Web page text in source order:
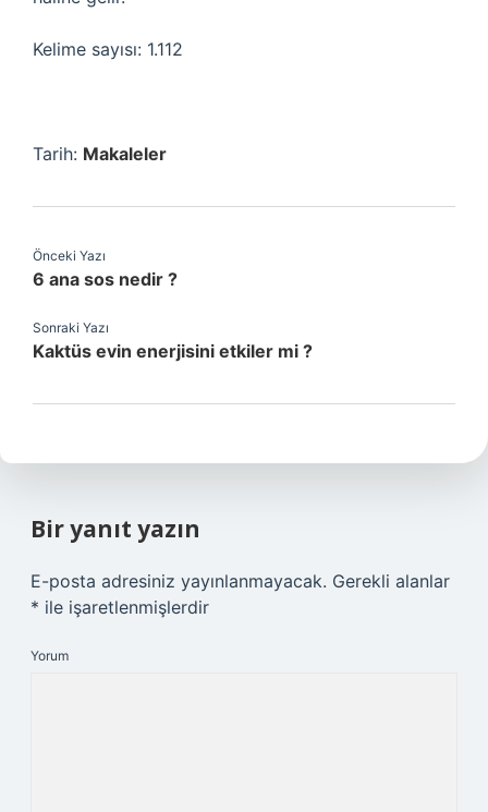
Kelime sayısı: 1.112
Tarih: Makaleler
Önceki Yazı
6 ana sos nedir ?
Sonraki Yazı
Kaktüs evin enerjisini etkiler mi ?
Bir yanıt yazın
E-posta adresiniz yayınlanmayacak. Gerekli alanlar
* ile işaretlenmişlerdir
Yorum